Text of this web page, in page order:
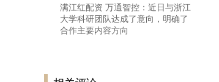
满江红配资 万通智控：近日与浙江
大学科研团队达成了意向，明确了
合作主要内容方向